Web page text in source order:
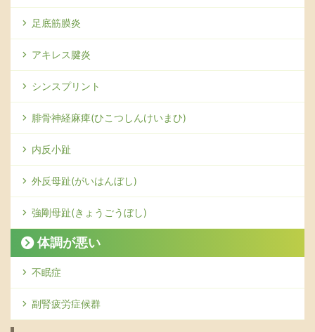
足底筋膜炎
アキレス腱炎
シンスプリント
腓骨神経麻痺(ひこつしんけいまひ)
内反小趾
外反母趾(がいはんぼし)
強剛母趾(きょうごうぼし)
体調が悪い
不眠症
副腎疲労症候群